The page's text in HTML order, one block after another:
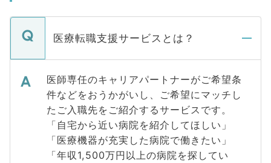
医療転職支援サービスとは？
医師専任のキャリアパートナーがご希望条
件などをおうかがいし、ご希望にマッチし
たご入職先をご紹介するサービスです。
「自宅から近い病院を紹介してほしい」
「医療機器が充実した病院で働きたい」
「年収1,500万円以上の病院を探してい